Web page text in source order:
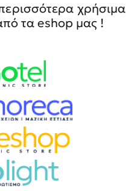
χρήσιμα
τα eshop μας !